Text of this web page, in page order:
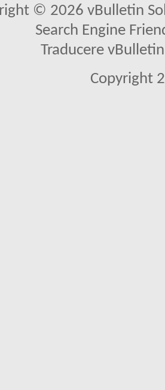
© 2026 vBulletin
Search Engine
Traducere
Copyright